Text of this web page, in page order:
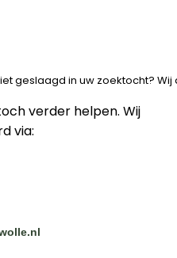
geslaagd in uw zoektocht?
verder helpen. Wij
via: